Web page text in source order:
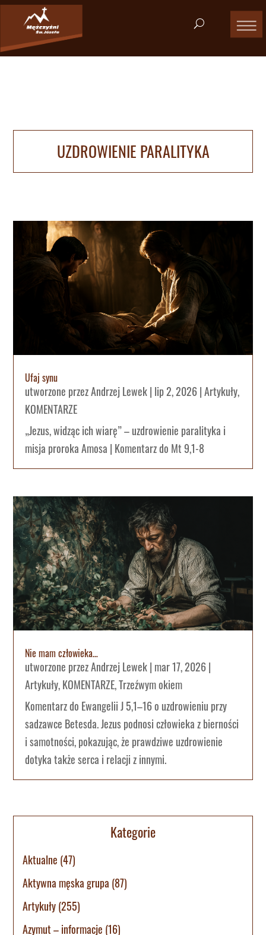
UZDROWIENIE PARALITYKA
Ufaj synu
utworzone przezAndrzej Lewek| lip 2, 2026|Artykuły,
KOMENTARZE
„Jezus, widząc ich wiarę” – uzdrowienie paralityka i
misja proroka Amosa | Komentarz do Mt 9,1-8
Nie mam człowieka…
utworzone przezAndrzej Lewek| mar 17, 2026|
Artykuły,KOMENTARZE,Trzeźwym okiem
Komentarz do Ewangelii J 5,1–16 o uzdrowieniu przy
sadzawce Betesda. Jezus podnosi człowieka z bierności
i samotności, pokazując, że prawdziwe uzdrowienie
dotyka także serca i relacji z innymi.
Kategorie
Aktualne (47)
Aktywna męska grupa (87)
Artykuły(255)
Azymut – informacje (16)